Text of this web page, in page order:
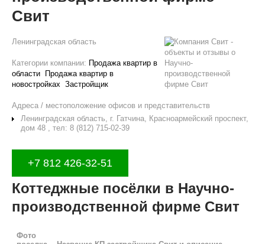
Свит
Ленинградская область
Категории компании: Продажа квартир в
области
Продажа квартир в
новостройках Застройщик
Адреса / местоположение офисов и представительств
Ленинградская область, г. Гатчина, Красноармейский проспект,
дом 48 , тел: 8 (812) 715-02-39
+7 812 426-32-51
Коттеджные посёлки в Научно-
производственной фирме Свит
Фото